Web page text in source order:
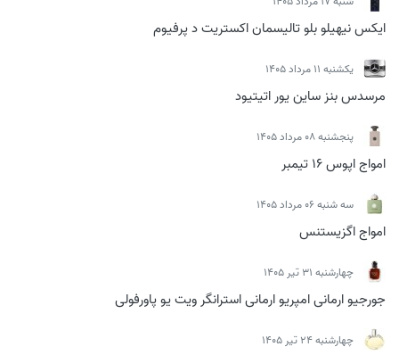
ایکس نیهیلو بلو تالیسمان اکستریت د پرفیوم
يكشنبه 11 مرداد 1405
مرسدس بنز ساین یور اتیتیود
پنجشنبه 08 مرداد 1405
امواج اپوس 16 تیمبر
سه شنبه 06 مرداد 1405
امواج اگزیستنس
چهارشنبه 31 تیر 1405
جورجیو ارمانی امپریو ارمانی استرانگر ویت یو پاورفولی
چهارشنبه 24 تیر 1405